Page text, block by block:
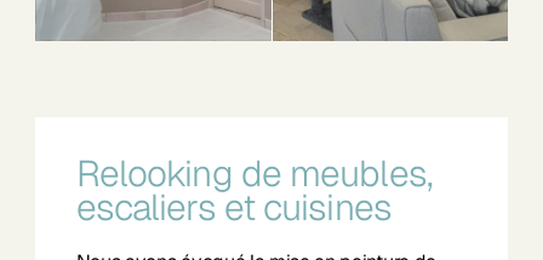
Relooking de meubles,
escaliers et cuisines